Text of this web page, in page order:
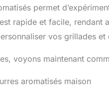
permet
rapide et facile, rendant
vos grillades et
voyons maintenant
aromatisés maison